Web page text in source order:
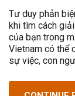
Tư duy phản
khi tìm cách
của bạn trong
Vietnam có thể
sự việc, con